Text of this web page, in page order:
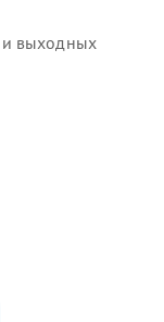
выходных